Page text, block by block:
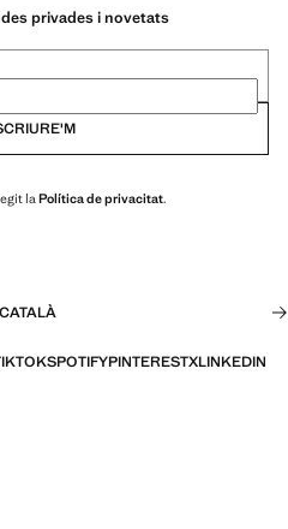
privades i novetats
la Política de privacitat.
CATALÀ
SPOTIFYPINTERESTXLINKEDIN